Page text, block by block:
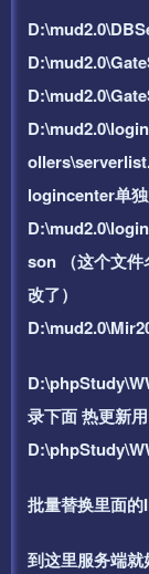
logincenter单
son （这个文件
改了）
录下面 热更新
批量替换里面
到这里服务端就